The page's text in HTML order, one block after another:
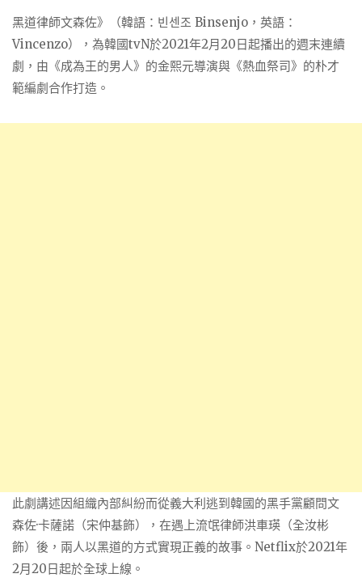
黑道律師文森佐》（韓語：빈센조 Binsenjo，英語：
Vincenzo），為韓國tvN於2021年2月20日起播出的週末連續
劇，由《成為王的男人》的金熙元導演與《熱血祭司》的朴才
範編劇合作打造。
此劇講述因組織內部糾紛而從義大利逃到韓國的黑手黨顧問文
森佐·卡薩諾（宋仲基飾），在遇上流氓律師洪車瑛（全汝彬
飾）後，兩人以黑道的方式實現正義的故事。Netflix於2021年
2月20日起於全球上線。